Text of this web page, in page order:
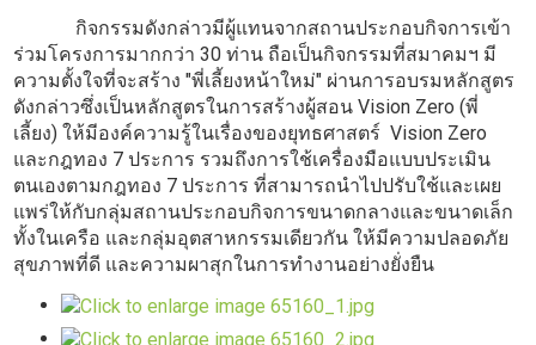
กิจกรรมดังกล่าวมีผู้แทนจากสถานประกอบกิจการเข้า
ร่วมโครงการมากกว่า 30 ท่าน ถือเป็นกิจกรรมที่สมาคมฯ มี
ความตั้งใจที่จะสร้าง "พี่เลี้ยงหน้าใหม่" ผ่านการอบรมหลักสูตร
ดังกล่าวซึ่งเป็นหลักสูตรในการสร้างผู้สอน Vision Zero (พี่
เลี้ยง) ให้มีองค์ความรู้ในเรื่องของยุทธศาสตร์ Vision Zero
และกฎทอง 7 ประการ รวมถึงการใช้เครื่องมือแบบประเมิน
ตนเองตามกฎทอง 7 ประการ ที่สามารถนำไปปรับใช้และเผย
แพร่ให้กับกลุ่มสถานประกอบกิจการขนาดกลางและขนาดเล็ก
ทั้งในเครือ และกลุ่มอุตสาหกรรมเดียวกัน ให้มีความปลอดภัย
สุขภาพที่ดี และความผาสุกในการทำงานอย่างยั่งยืน